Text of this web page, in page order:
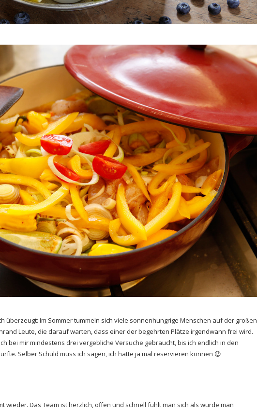
überzeugt: Im Sommer tummeln sich viele sonnenhungrige Menschen auf der großen
Leute, die darauf warten, dass einer der begehrten Plätze irgendwann frei wird.
bei mir mindestens drei vergebliche Versuche gebraucht, bis ich endlich in den
Selber Schuld muss ich sagen, ich hätte ja mal reservieren können 😉
wieder. Das Team ist herzlich, offen und schnell fühlt man sich als würde man